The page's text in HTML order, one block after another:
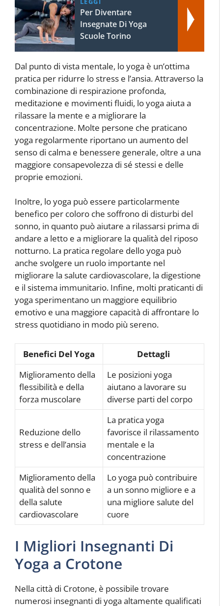
Per Diventare
Insegnate Di Yoga
Scuole Torino
Dal punto di vista mentale, lo yoga è un’ottima
pratica per ridurre lo stress e l’ansia. Attraverso la
combinazione di respirazione profonda,
meditazione e movimenti fluidi, lo yoga aiuta a
rilassare la mente e a migliorare la
concentrazione. Molte persone che praticano
yoga regolarmente riportano un aumento del
senso di calma e benessere generale, oltre a una
maggiore consapevolezza di sé stessi e delle
proprie emozioni.
Inoltre, lo yoga può essere particolarmente
benefico per coloro che soffrono di disturbi del
sonno, in quanto può aiutare a rilassarsi prima di
andare a letto e a migliorare la qualità del riposo
notturno. La pratica regolare dello yoga può
anche svolgere un ruolo importante nel
migliorare la salute cardiovascolare, la digestione
e il sistema immunitario. Infine, molti praticanti di
yoga sperimentano un maggiore equilibrio
emotivo e una maggiore capacità di affrontare lo
stress quotidiano in modo più sereno.
Benefici Del Yoga
Dettagli
Miglioramento della
flessibilità e della
forza muscolare
Le posizioni yoga
aiutano a lavorare su
diverse parti del corpo
Reduzione dello
stress e dell’ansia
La pratica yoga
favorisce il rilassamento
mentale e la
concentrazione
Miglioramento della
qualità del sonno e
della salute
cardiovascolare
Lo yoga può contribuire
a un sonno migliore e a
una migliore salute del
cuore
I Migliori Insegnanti Di
Yoga a Crotone
Nella città di Crotone, è possibile trovare
numerosi insegnanti di yoga altamente qualificati